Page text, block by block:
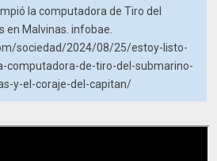
la computadora de Tiro del
en Malvinas. infobae.
sociedad/2024/08/25/estoy-listo-
computadora-de-tiro-del-submarino-
y-el-coraje-del-capitan/